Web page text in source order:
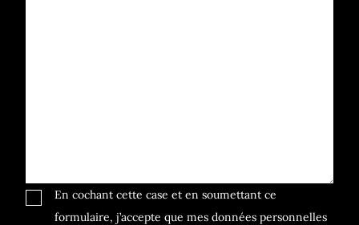
En cochant cette case et en soumettant ce
formulaire, j’accepte que mes données personnelles